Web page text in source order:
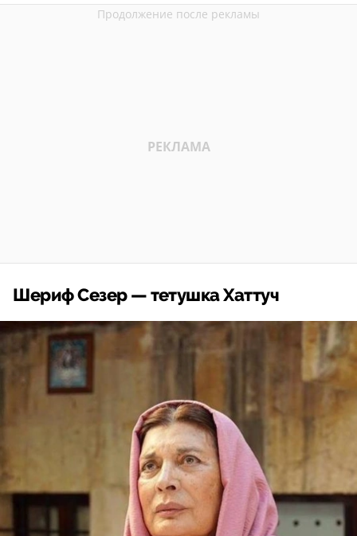
Шериф Сезер — тетушка Хаттуч